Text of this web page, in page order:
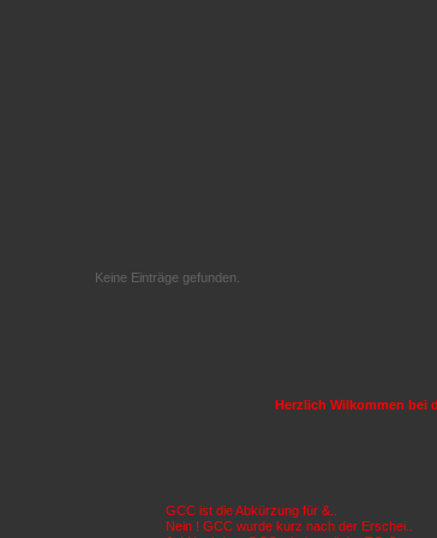
Keine Einträge gefunden.
Herzlich Wilkommen bei
GCC ist die Abkürzung für &..
Nein ! GCC wurde kurz nach der Erschei..